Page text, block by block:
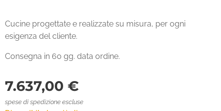
Cucine progettate e realizzate su misura, per ogni
esigenza del cliente.
Consegna in 60 gg. data ordine.
7.637,00 €
spese di spedizione escluse